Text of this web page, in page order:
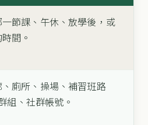
節課、午休、放學後，或
間。
廁所、操場、補習班路
組、社群帳號。